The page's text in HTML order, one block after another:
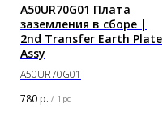
A50UR70G01 Плата
заземления в сборе |
2nd Transfer Earth Plate
Assy
A50UR70G01
780р. / 1 pc